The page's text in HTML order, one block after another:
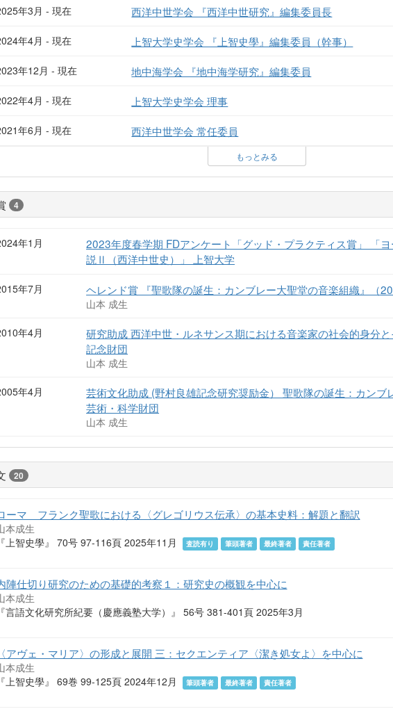
年3月 - 現在 西洋中世学会 『西洋中世研究』編集委員長
年4月 - 現在 上智大学史学会 『上智史學』編集委員（幹事）
年12月 - 現在 地中海学会 『地中海学研究』編集委員
年4月 - 現在 上智大学史学会 理事
年6月 - 現在 西洋中世学会 常任委員
もっとみる
4
年1月
2023年度春学期 FDアンケート「グッド・プラクティス賞」 「
説Ⅱ（西洋中世史）」 上智大学
年7月 ヘレンド賞 『聖歌隊の誕生：カンブレー大聖堂の音楽組織』（
山本 成生
年4月
研究助成 西洋中世・ルネサンス期における音楽家の社会的身分
記念財団
山本 成生
年4月
芸術文化助成 (野村良雄記念研究奨励金） 聖歌隊の誕生：カンブ
芸術・科学財団
山本 成生
20
ーマ゠フランク聖歌における〈グレゴリウス伝承〉の基本史料：解題と翻訳
本成生
上智史學』 70号 97-116頁 2025年11月
査読有り 筆頭著者 最終著者 責任著者
陣仕切り研究のための基礎的考察１：研究史の概観を中心に
本成生
言語文化研究所紀要（慶應義塾大学）』 56号 381-401頁 2025年3月
アヴェ・マリア〉の形成と展開 三：セクエンティア〈潔き処女よ〉を中心に
本成生
上智史學』 69巻 99-125頁 2024年12月
筆頭著者 最終著者 責任著者